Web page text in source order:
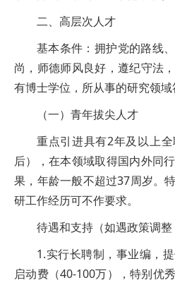
二、高层次人才
基本条件：拥护党的路线
尚，师德师风良好，遵纪守法
有博士学位，所从事的研究领域
（一）青年拔尖人才
重点引进具有2年及以上
后），在本领域取得国内外同
果，年龄一般不超过37周岁。
研工作经历可不作要求。
待遇和支持（如遇政策调整
1.实行长聘制，事业编，
启动费（40-100万），特别优